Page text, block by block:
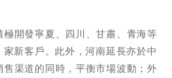
開發寧夏、四川、甘肅、青海等
新客戶。此外，河南延長亦於中
渠道的同時，平衡市場波動；外